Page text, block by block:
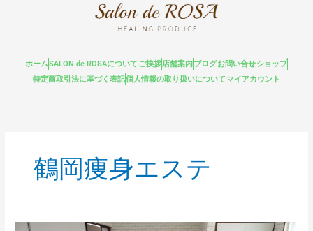
ホームSALON de ROSAについて ご挨拶店舗案内ブログお問い合せショップ
特定商取引法に基づく表記個人情報の取り扱いについてマイアカウント
鶴岡痩身エステ